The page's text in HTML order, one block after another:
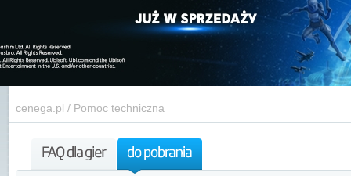
cenega.pl / Pomoc techniczna